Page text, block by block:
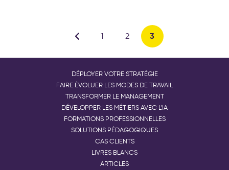
1 2 3
DÉPLOYER VOTRE STRATÉGIE
FAIRE ÉVOLUER LES MODES DE TRAVAIL
TRANSFORMER LE MANAGEMENT
DÉVELOPPER LES MÉTIERS AVEC L'IA
FORMATIONS PROFESSIONNELLES
SOLUTIONS PÉDAGOGIQUES
CAS CLIENTS
LIVRES BLANCS
ARTICLES